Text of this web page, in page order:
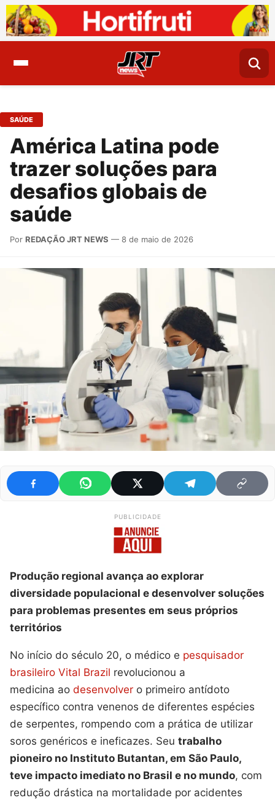
SAÚDE
América Latina pode
trazer soluções para
desafios globais de
saúde
Por REDAÇÃO JRT NEWS — 8 de maio de 2026
PUBLICIDADE
Produção regional avança ao explorar
diversidade populacional e desenvolver soluções
para problemas presentes em seus próprios
territórios
No início do século 20, o médico e pesquisador
brasileiro Vital Brazil revolucionou a
medicina ao desenvolver o primeiro antídoto
específico contra venenos de diferentes espécies
de serpentes, rompendo com a prática de utilizar
soros genéricos e ineficazes. Seu trabalho
pioneiro no Instituto Butantan, em São Paulo,
teve impacto imediato no Brasil e no mundo, com
redução drástica na mortalidade por acidentes